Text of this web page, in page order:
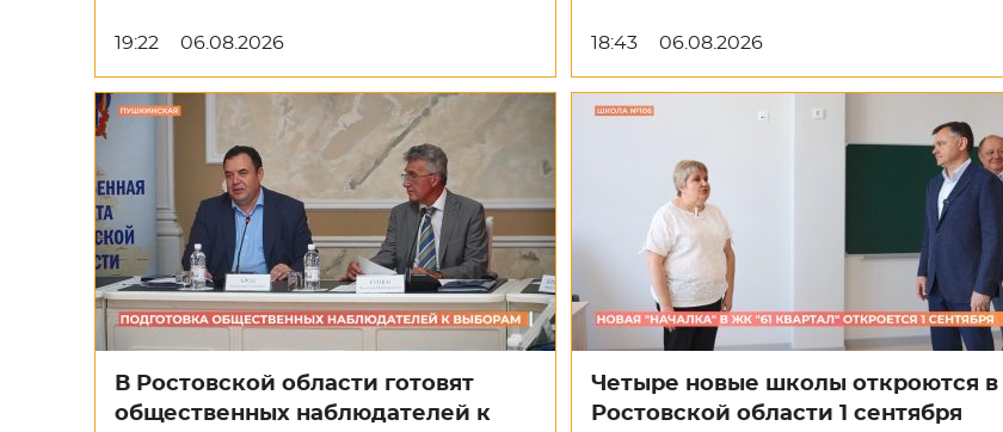
19:22 06.08.2026 18:43 06.08.2026
В Ростовской области готовят
общественных наблюдателей к
Четыре новые школы откроются в
Ростовской области 1 сентября